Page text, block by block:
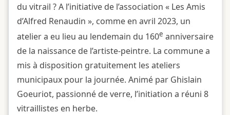
du vitrail ? A l’initiative de l’association « Les Amis
d’Alfred Renaudin », comme en avril 2023, un
atelier a eu lieu au lendemain du 160e anniversaire
de la naissance de l’artiste-peintre. La commune a
mis à disposition gratuitement les ateliers
municipaux pour la journée. Animé par Ghislain
Goeuriot, passionné de verre, l’initiation a réuni 8
vitraillistes en herbe.